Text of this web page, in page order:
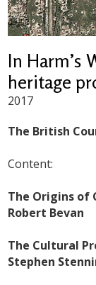
In Harm’s
heritage
2017
The British
Content:
The Origins of
Robert Bevan
The Cultural
Stephen